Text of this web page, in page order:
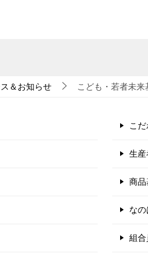
＆お知らせ こども・若者未
こ
生産
商品
な
組合